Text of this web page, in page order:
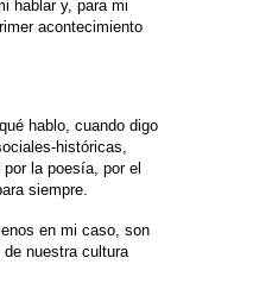
hablar y, para mi
acontecimiento
hablo, cuando digo
históricas,
por la poesía, por el
siempre.
en mi caso, son
nuestra cultura